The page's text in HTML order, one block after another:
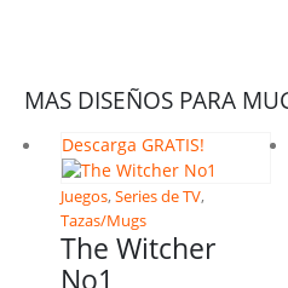
MAS DISEÑOS PARA
Descarga GRATIS!
Juegos,Series de TV,
Tazas/Mugs
The Witcher
No1